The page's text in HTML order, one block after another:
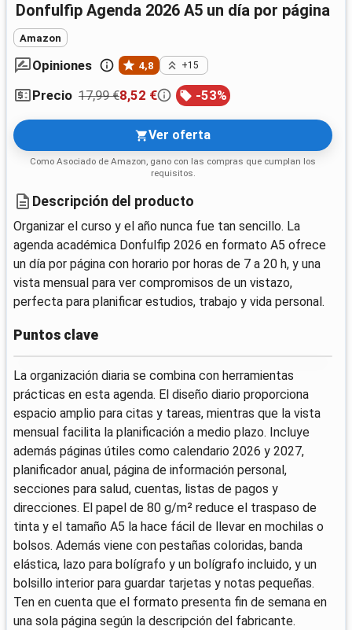
Donfulfip Agenda 2026 A5 un día por página
Amazon
Opiniones 4,8 +15
Precio 17,99 €8,52 € -53%
Ver oferta
Como Asociado de Amazon, gano con las compras que cumplan los
requisitos.
Descripción del producto
Organizar el curso y el año nunca fue tan sencillo. La
agenda académica Donfulfip 2026 en formato A5 ofrece
un día por página con horario por horas de 7 a 20 h, y una
vista mensual para ver compromisos de un vistazo,
perfecta para planificar estudios, trabajo y vida personal.
Puntos clave
La organización diaria se combina con herramientas
prácticas en esta agenda. El diseño diario proporciona
espacio amplio para citas y tareas, mientras que la vista
mensual facilita la planificación a medio plazo. Incluye
además páginas útiles como calendario 2026 y 2027,
planificador anual, página de información personal,
secciones para salud, cuentas, listas de pagos y
direcciones. El papel de 80 g/m² reduce el traspaso de
tinta y el tamaño A5 la hace fácil de llevar en mochilas o
bolsos. Además viene con pestañas coloridas, banda
elástica, lazo para bolígrafo y un bolígrafo incluido, y un
bolsillo interior para guardar tarjetas y notas pequeñas.
Ten en cuenta que el formato presenta fin de semana en
una sola página según la descripción del fabricante.